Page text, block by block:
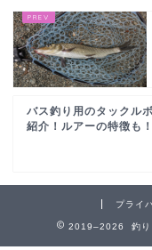
バス釣り用のタックル
紹介！ルアーの特徴も
プライ
2019–2026 釣り